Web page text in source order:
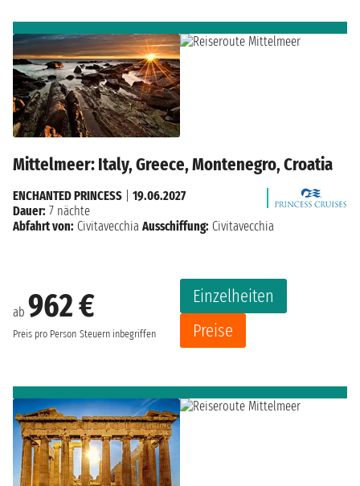
Mittelmeer: Italy, Greece, Montenegro, Croatia
ab 962 €
Preis pro Person Steuern inbegriffen
Einzelheiten
Preise
ENCHANTED PRINCESS
19.06.2027
Dauer: 7 nächte
Abfahrt von: Civitavecchia Ausschiffung: Civitavecchia